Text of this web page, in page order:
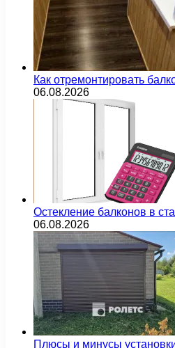
Как отремонтировать
06.08.2026
Остекление балконов в
06.08.2026
Плюсы и минусы